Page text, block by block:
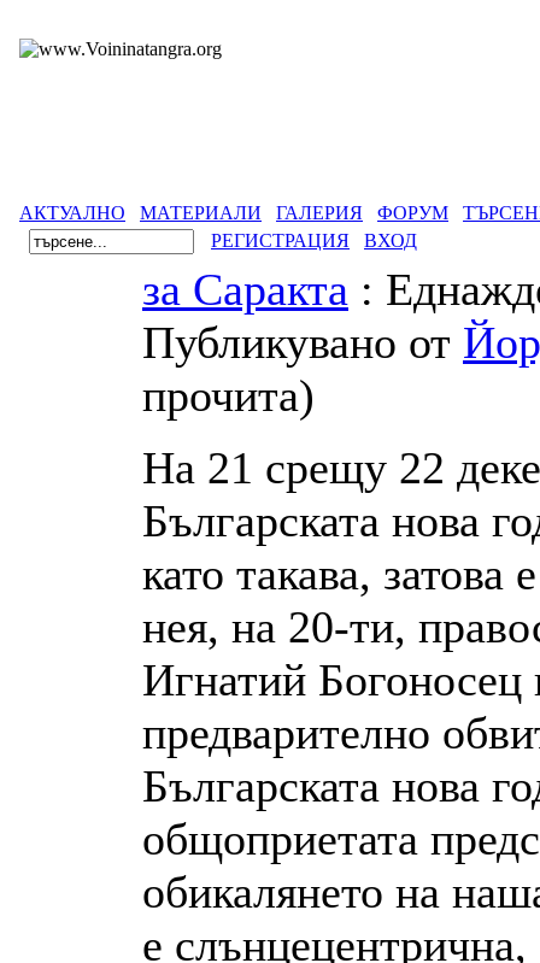
АКТУАЛНО МАТЕРИАЛИ ГАЛЕРИЯ ФОРУМ
РЕГИСТРАЦИЯ
ВХОД
за Саракта :
Публикувано от
прочита)
На 21 срещу 22
Българската нова
като такава,
нея, на 20-ти,
Игнатий Богоносец
предварително
Българската нова
общоприетата
обикалянето на
е